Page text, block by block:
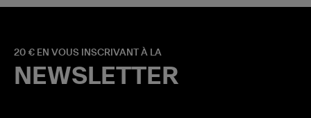
20 € EN VOUS INSCRIVANT À LA
NEWSLETTER